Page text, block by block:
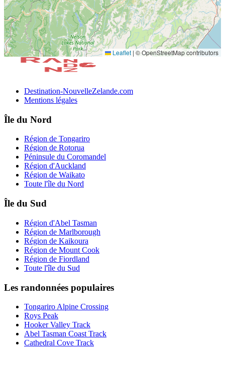
Leaflet | © OpenStreetMap contributors
Destination-NouvelleZelande.com
Mentions légales
Île du Nord
Région de Tongariro
Région de Rotorua
Péninsule du Coromandel
Région d'Auckland
Région de Waikato
Toute l'île du Nord
Île du Sud
Région d'Abel Tasman
Région de Marlborough
Région de Kaikoura
Région de Mount Cook
Région de Fiordland
Toute l'île du Sud
Les randonnées populaires
Tongariro Alpine Crossing
Roys Peak
Hooker Valley Track
Abel Tasman Coast Track
Cathedral Cove Track